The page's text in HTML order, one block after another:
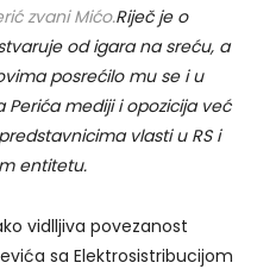
zvani Mićo.Riječ je o
od igara na sreću, a
posrećilo mu se i u
Perića mediji i opozicija već
vlasti u RS i
entitetu.
vidlljiva povezanost
sa Elektrosistribucijom